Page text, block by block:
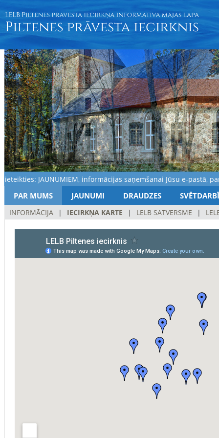
JAUNUMIEM, informācijas saņemšanai Jūsu e-pastā, par
PAR MUMS JAUNUMI DRAUDZES
INFORMĀCIJA | IECIRKŅA KARTE | LELB SATVERSME |